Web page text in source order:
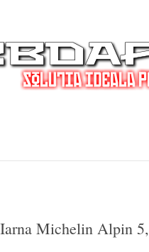
Michelin Alpin